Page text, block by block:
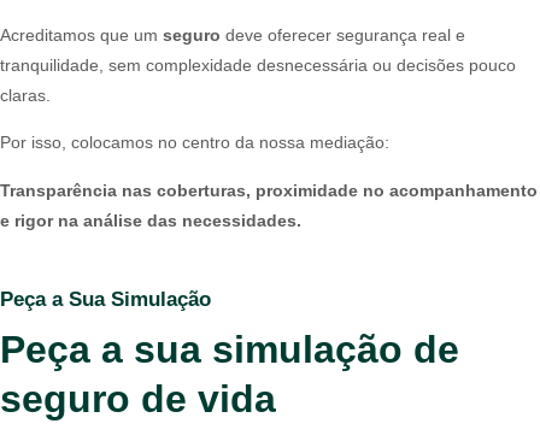
Acreditamos que um seguro deve oferecer segurança real e
tranquilidade, sem complexidade desnecessária ou decisões pouco
claras.
Por isso, colocamos no centro da nossa mediação:
Transparência nas coberturas, proximidade no acompanhamento
e rigor na análise das necessidades.
Peça a Sua Simulação
Peça a sua simulação de
seguro de vida